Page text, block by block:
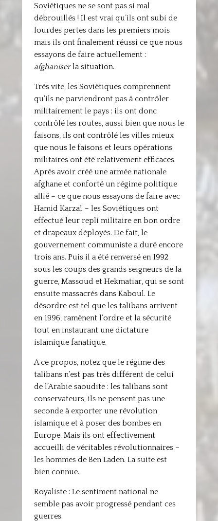
Soviétiques ne se sont pas si mal
débrouillés ! Il est vrai qu’ils ont subi de
lourdes pertes dans les premiers mois
mais ils ont finalement réussi ce que nous
essayons de faire actuellement :
afghaniserla situation.
Très vite, les Soviétiques comprennent
qu’ils ne parviendront pas à contrôler
militairement le pays : ils ont donc
contrôlé les routes, aussi bien que nous le
faisons, ils ont contrôlé les villes mieux
que nous le faisons et leurs opérations
militaires ont été relativement efficaces.
Après avoir créé une armée nationale
afghane et conforté un régime politique
allié – ce que nous essayons de faire avec
Hamid Karzaï – les Soviétiques ont
effectué leur repli militaire en bon ordre
et drapeaux déployés. De fait, le
gouvernement communiste a duré encore
trois ans. Puis il a été renversé en 1992
sous les coups des grands seigneurs de la
guerre, Massoud et Hekmatiar, qui se sont
ensuite massacrés dans Kaboul. Le
désordre est tel que les talibans arrivent
en 1996, ramènent l’ordre et la sécurité
tout en instaurant une dictature
islamique fanatique.
A ce propos, notez que le régime des
talibans n’est pas très différent de celui
de l’Arabie saoudite : les talibans sont
conservateurs, ils ne pensent pas une
seconde à exporter une révolution
islamique et à poser des bombes en
Europe. Mais ils ont effectivement
accueilli de véritables révolutionnaires –
les hommes de Ben Laden. La suite est
bien connue.
Royaliste : Le sentiment national ne
semble pas avoir progressé pendant ces
guerres.